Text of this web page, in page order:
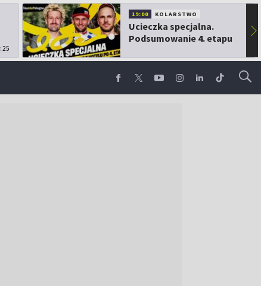
19:00 KOLARSTWO
Ucieczka specjalna.
Podsumowanie 4. etapu
▶